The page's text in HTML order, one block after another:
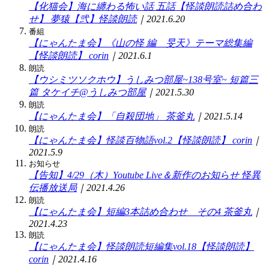
【化猫会】海に纏わる怖い話 五話【怪談朗読詰め合わ
せ】
夢猿【弐】怪談朗読｜2021.6.20
番組
【にゃんたま会】《山の怪 編 旻天》テーマ総集編
【怪談朗読】
corin ｜2021.6.1
朗読
【ウシミツソクホウ】うしみつ部屋~138号室~ 短篇三
篇 タケイチ@うしみつ部屋｜2021.5.30
朗読
【にゃんたま会】「自殺団地」 茶釜丸 ｜2021.5.14
朗読
【にゃんたま会】怪談百物語vol.2【怪談朗読】 corin ｜
2021.5.9
お知らせ
【告知】4/29（木）Youtube Live＆新作のお知らせ 怪異
伝播放送局｜2021.4.26
朗読
【にゃんたま会】短編3本詰め合わせ その4 茶釜丸 ｜
2021.4.23
朗読
【にゃんたま会】怪談朗読短編集vol.18【怪談朗読】
corin ｜2021.4.16